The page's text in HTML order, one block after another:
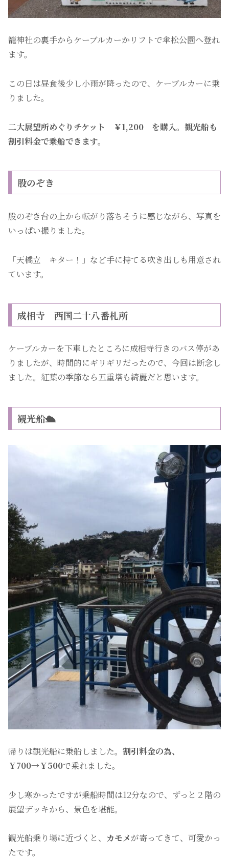
籠神社の裏手からケーブルカーかリフトで傘松公園へ登れ
ます。
この日は昼食後少し小雨が降ったので、ケーブルカーに乗
りました。
二大展望所めぐりチケット ￥1,200 を購入。観光船も
割引料金で乗船できます。
股のぞき
股のぞき台の上から転がり落ちそうに感じながら、写真を
いっぱい撮りました。
「天橋立 キター！」など手に持てる吹き出しも用意され
ています。
成相寺 西国二十八番札所
ケーブルカーを下車したところに成相寺行きのバス停があ
りましたが、時間的にギリギリだったので、今回は断念し
ました。紅葉の季節なら五重塔も綺麗だと思います。
観光船🛳
帰りは観光船に乗船しました。 割引料金の為、
￥700→￥500で乗れました。
少し寒かったですが乗船時間は12分なので、ずっと２階の
展望デッキから、景色を堪能。
観光船乗り場に近づくと、 カモメが寄ってきて、可愛かっ
たです。